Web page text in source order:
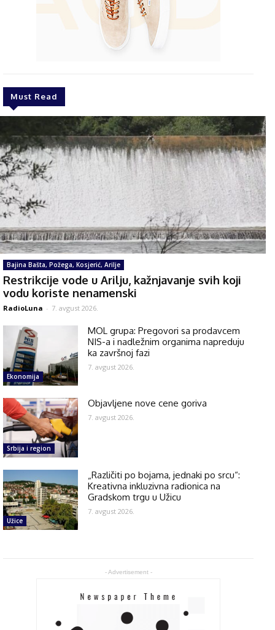
Must Read
Bajina Bašta, Požega, Kosjerić, Arilje
Restrikcije vode u Arilju, kažnjavanje svih koji
vodu koriste nenamenski
RadioLuna - 7. avgust 2026.
Ekonomija
MOL grupa: Pregovori sa prodavcem
NIS-a i nadležnim organima napreduju
ka završnoj fazi
7. avgust 2026.
Srbija i region
Objavljene nove cene goriva
7. avgust 2026.
Užice
„Različiti po bojama, jednaki po srcu“:
Kreativna inkluzivna radionica na
Gradskom trgu u Užicu
7. avgust 2026.
- Advertisement -